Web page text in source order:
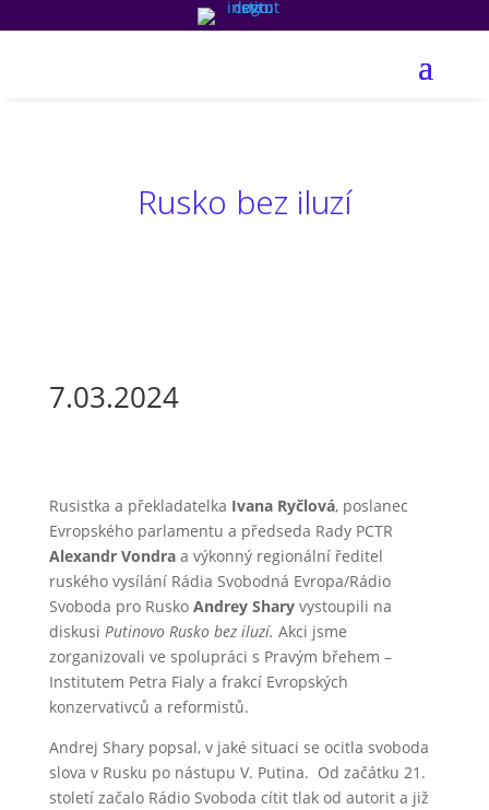
Rusko bez iluzí
7.03.2024
Rusistka a překladatelka Ivana Ryčlová, poslanec
Evropského parlamentu a předseda Rady PCTR
Alexandr Vondraa výkonný regionální ředitel
ruského vysílání Rádia Svobodná Evropa/Rádio
Svoboda pro Rusko Andrey Sharyvystoupili na
diskusi Putinovo Rusko bez iluzí. Akci jsme
zorganizovali ve spolupráci s Pravým břehem –
Institutem Petra Fialy a frakcí Evropských
konzervativců a reformistů.
Andrej Shary popsal, v jaké situaci se ocitla svoboda
slova v Rusku po nástupu V. Putina. Od začátku 21.
století začalo Rádio Svoboda cítit tlak od autorit a již